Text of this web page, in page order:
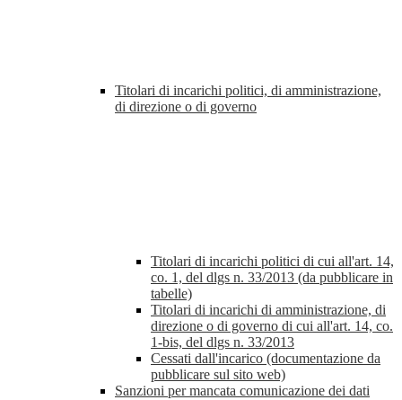
Titolari di incarichi politici, di amministrazione,
di direzione o di governo
Titolari di incarichi politici di cui all'art. 14,
co. 1, del dlgs n. 33/2013 (da pubblicare in
tabelle)
Titolari di incarichi di amministrazione, di
direzione o di governo di cui all'art. 14, co.
1-bis, del dlgs n. 33/2013
Cessati dall'incarico (documentazione da
pubblicare sul sito web)
Sanzioni per mancata comunicazione dei dati